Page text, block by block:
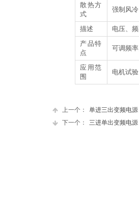
散热方
式
强制风冷
描述
电压、
产品特
点
可调频
应用范
围
电机试
上一个：
单进三出变频电源
下一个：
三进单出变频电源